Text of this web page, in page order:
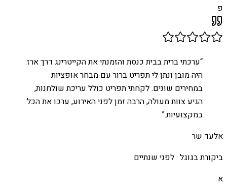
פ
“ערכתי ברית בבית כנסת והזמנתי את הקייטרינג דרך ארז.
היה מובן ונתן לי תפריט ברור עם מבחר אופציות
במחירים שונים. לקחתי תפריט כולל עריכת שולחנות,
הגיע צוות מעולה, הרבה זמן לפני האירוע, ערכו את הכל
במקצועיות.”
אלעד שר
ביקורת בגוגל ·לפני שנתיים
א